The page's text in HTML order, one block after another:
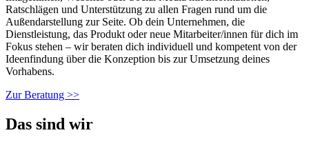
Ratschlägen und Unterstützung zu allen Fragen rund um die
Außendarstellung zur Seite. Ob dein Unternehmen, die
Dienstleistung, das Produkt oder neue Mitarbeiter/innen für dich im
Fokus stehen – wir beraten dich individuell und kompetent von der
Ideenfindung über die Konzeption bis zur Umsetzung deines
Vorhabens.
Zur Beratung >>
Das sind wir